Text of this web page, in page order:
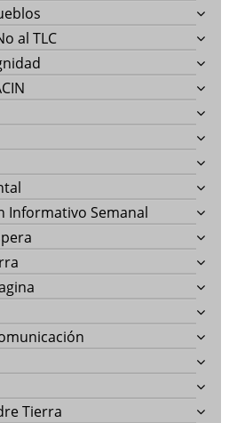
al TLC
Informativo Semanal
Tierra